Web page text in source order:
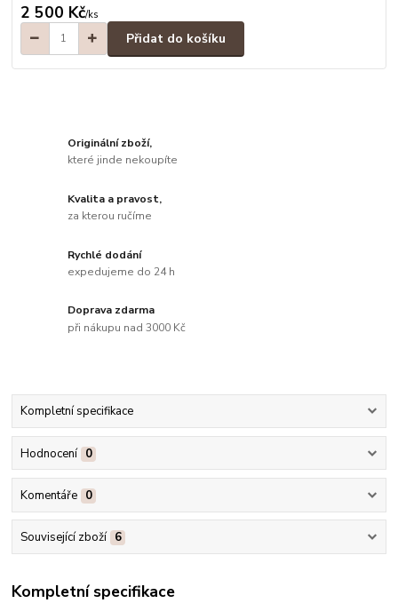
2 500 Kč/ks
Přidat do košíku
Originální zboží,
které jinde nekoupíte
Kvalita a pravost,
za kterou ručíme
Rychlé dodání
expedujeme do 24 h
Doprava zdarma
při nákupu nad 3000 Kč
Kompletní specifikace
Hodnocení 0
Komentáře 0
Související zboží 6
Kompletní specifikace